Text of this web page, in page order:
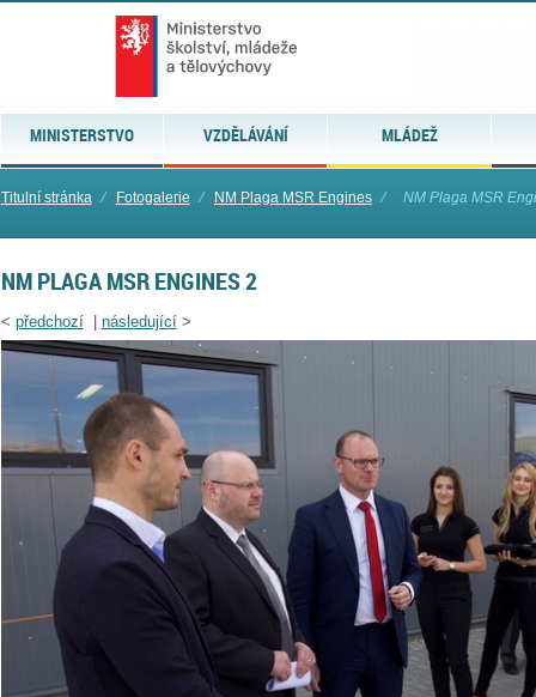
MINISTERSTVO VZDĚLÁVÁNÍ MLÁDEŽ
Titulní stránka ⁄ Fotogalerie ⁄ NM Plaga MSR Engines ⁄ NM Plaga MSR
NM PLAGA MSR ENGINES 2
< předchozí| následující>